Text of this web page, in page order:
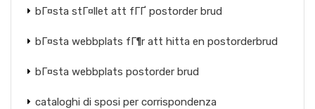
bГ¤sta stГ¤llet att fГҐ postorder brud
bГ¤sta webbplats fГ¶r att hitta en postorderbrud
bГ¤sta webbplats postorder brud
cataloghi di sposi per corrispondenza